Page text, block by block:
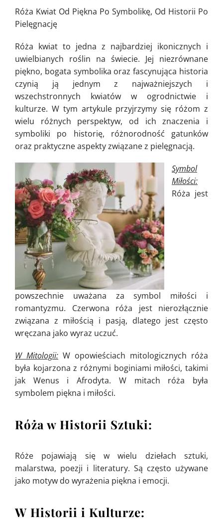
Róża Kwiat Od Piękna Po Symbolikę, Od Historii Po
Pielęgnację
Róża kwiat to jedna z najbardziej ikonicznych i
uwielbianych roślin na świecie. Jej niezrównane
piękno, bogata symbolika oraz fascynująca historia
czynią ją jednym z najważniejszych i
wszechstronnych kwiatów w ogrodnictwie i
kulturze. W tym artykule przyjrzymy się różom z
wielu różnych perspektyw, od ich znaczenia i
symboliki po historię, różnorodność gatunków
oraz praktyczne aspekty związane z pielęgnacją.
Symbol
Miłości:
Róża jest
powszechnie uważana za symbol miłości i
romantyzmu. Czerwona róża jest nierozłącznie
związana z miłością i pasją, dlatego jest często
wręczana jako wyraz uczuć.
W Mitologii: W opowieściach mitologicznych róża
była kojarzona z różnymi boginiami miłości, takimi
jak Wenus i Afrodyta. W mitach róża była
symbolem piękna i miłości.
Róża w Historii Sztuki:
Róże pojawiają się w wielu dziełach sztuki,
malarstwa, poezji i literatury. Są często używane
jako motyw do wyrażenia piękna i emocji.
W Historii i Kulturze: